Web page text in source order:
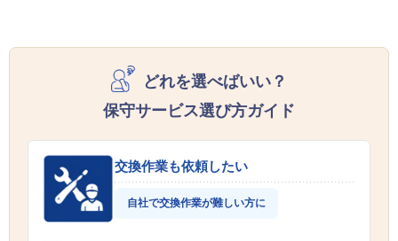
どれを選べばいい？
保守サービス選び方ガイド
交換作業も依頼したい
自社で交換作業が難しい方に